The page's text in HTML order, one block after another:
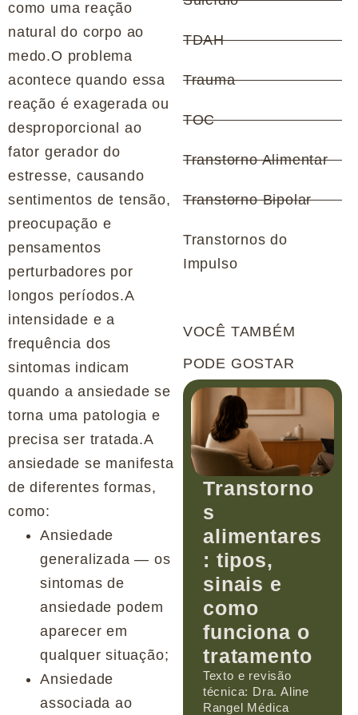
como uma reação
natural do corpo ao
medo.O problema
acontece quando essa
reação é exagerada ou
desproporcional ao
fator gerador do
estresse, causando
sentimentos de tensão,
preocupação e
pensamentos
perturbadores por
longos períodos.A
intensidade e a
frequência dos
sintomas indicam
quando a ansiedade se
torna uma patologia e
precisa ser tratada.A
ansiedade se manifesta
de diferentes formas,
como:
Ansiedade
generalizada — os
sintomas de
ansiedade podem
aparecer em
qualquer situação;
Ansiedade
associada ao
TDAH
Trauma
TOC
Transtorno Alimentar
Transtorno Bipolar
Transtornos do
Impulso
VOCÊ TAMBÉM
PODE GOSTAR
Transtorno
s
alimentares
: tipos,
sinais e
como
funciona o
tratamento
Texto e revisão
técnica: Dra. Aline
Rangel Médica